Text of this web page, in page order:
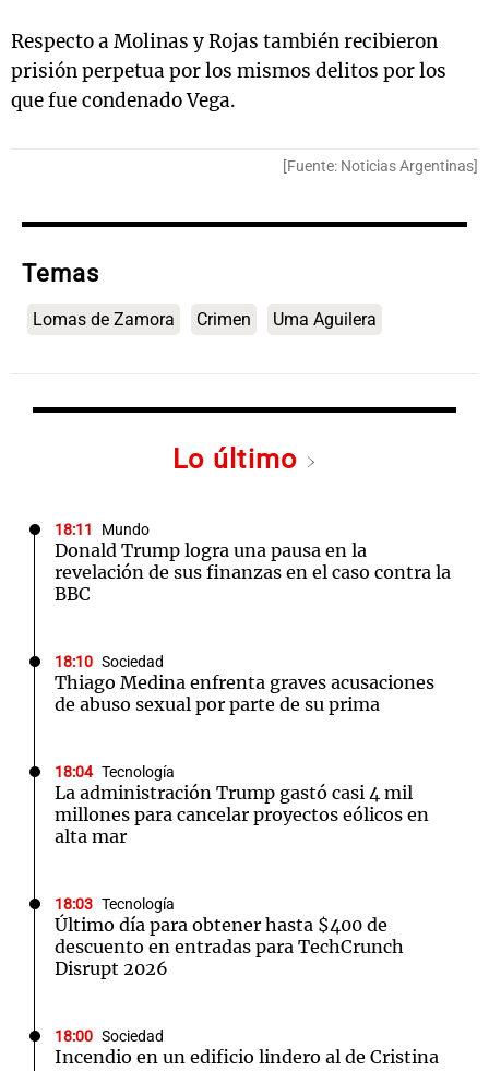
Respecto a Molinas y Rojas también recibieron
prisión perpetua por los mismos delitos por los
que fue condenado Vega.
[Fuente: Noticias Argentinas]
Temas
Lomas de Zamora Crimen Uma Aguilera
Lo último
18:11 Mundo
Donald Trump logra una pausa en la
revelación de sus finanzas en el caso contra la
BBC
18:10 Sociedad
Thiago Medina enfrenta graves acusaciones
de abuso sexual por parte de su prima
18:04 Tecnología
La administración Trump gastó casi 4 mil
millones para cancelar proyectos eólicos en
alta mar
18:03 Tecnología
Último día para obtener hasta $400 de
descuento en entradas para TechCrunch
Disrupt 2026
18:00 Sociedad
Incendio en un edificio lindero al de Cristina